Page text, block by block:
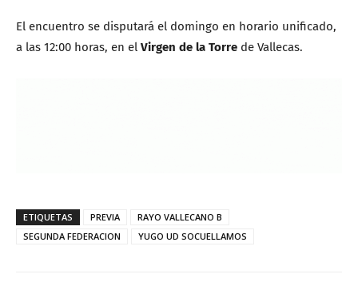
El encuentro se disputará el domingo en horario unificado,
a las 12:00 horas, en el Virgen de la Torre de Vallecas.
ETIQUETAS PREVIA
RAYO VALLECANO B
SEGUNDA FEDERACION
YUGO UD SOCUELLAMOS